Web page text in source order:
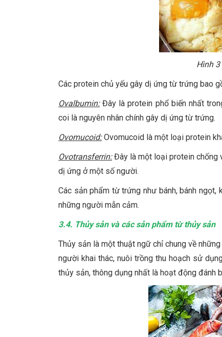
Hình
Các protein chủ yếu gây dị ứng từ trứng bao
Ovalbumin:Đây là protein phổ biến nhất
coi là nguyên nhân chính gây dị ứng từ trứng.
Ovomucoid:Ovomucoid là một loại protein
Ovotransferrin:Đây là một loại protein chống
dị ứng ở một số người.
Các sản phẩm từ trứng như bánh, bánh
những người mẫn cảm.
3.4. Thủy sản và các sản phẩm từ thủy sản
Thủy sản là một thuật ngữ chỉ chung về
người khai thác, nuôi trồng thu hoạch sử
thủy sản, thông dụng nhất là hoạt động đánh